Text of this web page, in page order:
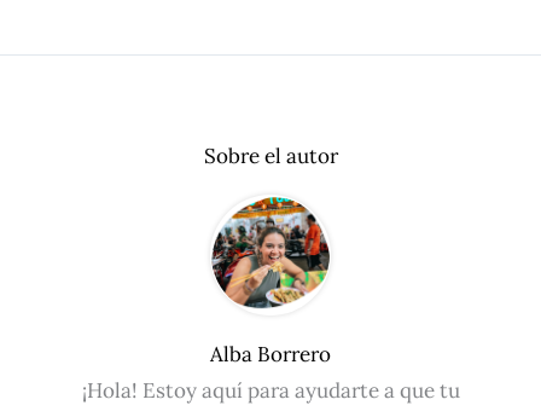
Sobre el autor
Alba Borrero
¡Hola! Estoy aquí para ayudarte a que tu